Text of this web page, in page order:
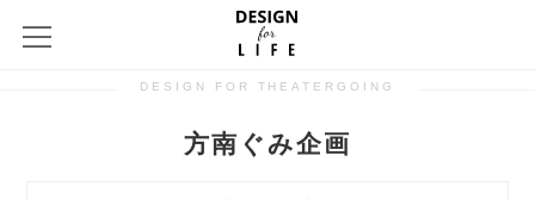
DESIGN FOR THEATERGOING
方南ぐみ企画